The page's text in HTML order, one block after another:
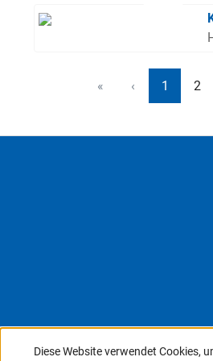
« ‹ 1 2
Diese Website verwendet Cookies,